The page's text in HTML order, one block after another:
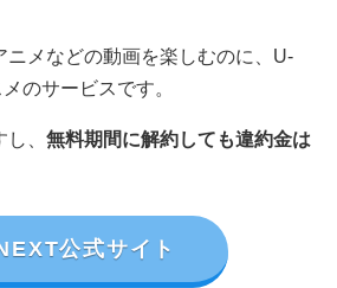
ニメなどの動画を楽しむのに、U-
のサービスです。
、 無料期間に解約しても違約金は
公式サイト